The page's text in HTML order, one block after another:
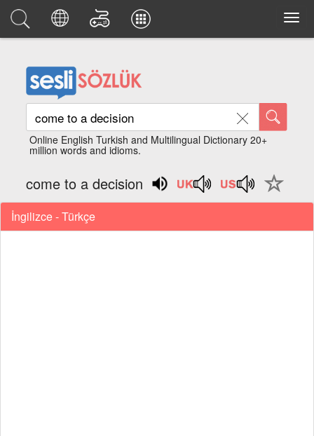
Online English Turkish and Multilingual Dictionary 20+
million words and idioms.
come to a decision
İngilizce - Türkçe